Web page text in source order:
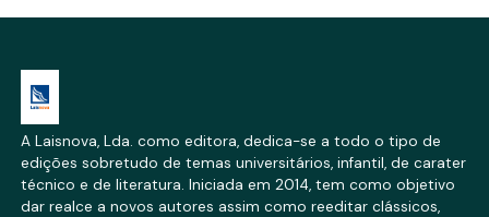
A Laisnova, Lda. como editora, dedica-se a todo o tipo de
edições sobretudo de temas universitários, infantil, de carater
técnico e de literatura. Iniciada em 2014, tem como objetivo
dar realce a novos autores assim como reeditar clássicos,